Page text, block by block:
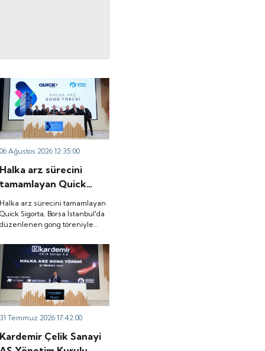
06 Ağustos 2026 12:35:00
Halka arz sürecini
tamamlayan Quick
Sigorta, Borsa
İstanbul'da düzenlenen
gong töreniyle 'QUICK'
başladı.
Halka arz sürecini tamamlayan
Quick Sigorta, Borsa İstanbul'da
düzenlenen gong töreniyle
başladı.
31 Temmuz 2026 17:42:00
Kardemir Çelik Sanayi